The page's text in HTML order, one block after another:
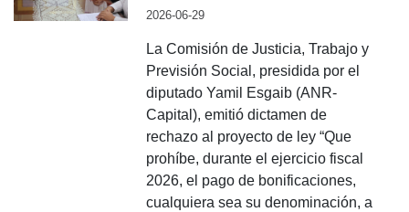
2026-06-29
La Comisión de Justicia, Trabajo y
Previsión Social, presidida por el
diputado Yamil Esgaib (ANR-
Capital), emitió dictamen de
rechazo al proyecto de ley “Que
prohíbe, durante el ejercicio fiscal
2026, el pago de bonificaciones,
cualquiera sea su denominación, a